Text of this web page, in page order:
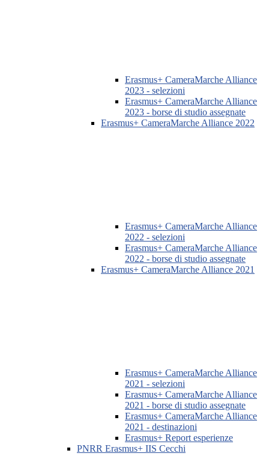
Erasmus+ CameraMarche Alliance
2023 - selezioni
Erasmus+ CameraMarche Alliance
2023 - borse di studio assegnate
Erasmus+ CameraMarche Alliance 2022
Erasmus+ CameraMarche Alliance
2022 - selezioni
Erasmus+ CameraMarche Alliance
2022 - borse di studio assegnate
Erasmus+ CameraMarche Alliance 2021
Erasmus+ CameraMarche Alliance
2021 - selezioni
Erasmus+ CameraMarche Alliance
2021 - borse di studio assegnate
Erasmus+ CameraMarche Alliance
2021 - destinazioni
Erasmus+ Report esperienze
PNRR Erasmus+ IIS Cecchi